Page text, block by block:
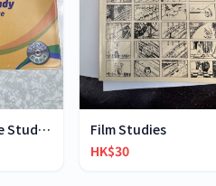
Longman Active Study English-Chinese Dictionary
Film Studies
HK$30